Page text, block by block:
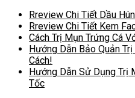
Rreview Chi Tiết Dầu
Rreview Chi Tiết Kem
Cách Trị Mụn Trứng Cá
Hướng Dẫn Bảo Quản
Cách!
Hướng Dẫn Sử Dụng Trị
Tốc